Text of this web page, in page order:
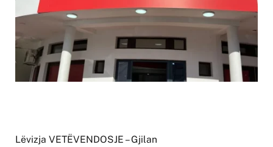
Lëvizja VETËVENDOSJE – Gjilan